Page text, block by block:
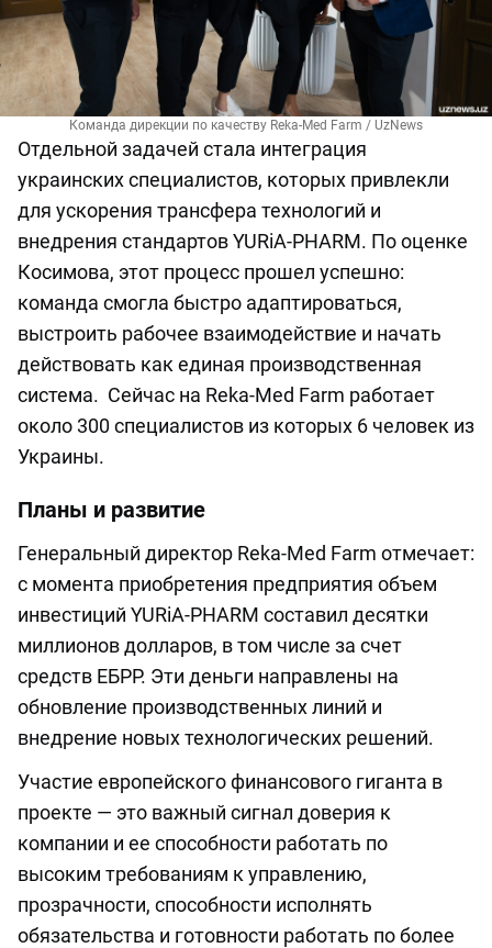
Команда дирекции по качеству Reka-Med Farm / UzNews
Отдельной задачей стала интеграция
украинских специалистов, которых привлекли
для ускорения трансфера технологий и
внедрения стандартов YURiA-PHARM. По оценке
Косимова, этот процесс прошел успешно:
команда смогла быстро адаптироваться,
выстроить рабочее взаимодействие и начать
действовать как единая производственная
система. Сейчас на Reka-Med Farm работает
около 300 специалистов из которых 6 человек из
Украины.
Планы и развитие
Генеральный директор Reka-Med Farm отмечает:
с момента приобретения предприятия объем
инвестиций YURiA-PHARM составил десятки
миллионов долларов, в том числе за счет
средств ЕБРР. Эти деньги направлены на
обновление производственных линий и
внедрение новых технологических решений.
Участие европейского финансового гиганта в
проекте — это важный сигнал доверия к
компании и ее способности работать по
высоким требованиям к управлению,
прозрачности, способности исполнять
обязательства и готовности работать по более